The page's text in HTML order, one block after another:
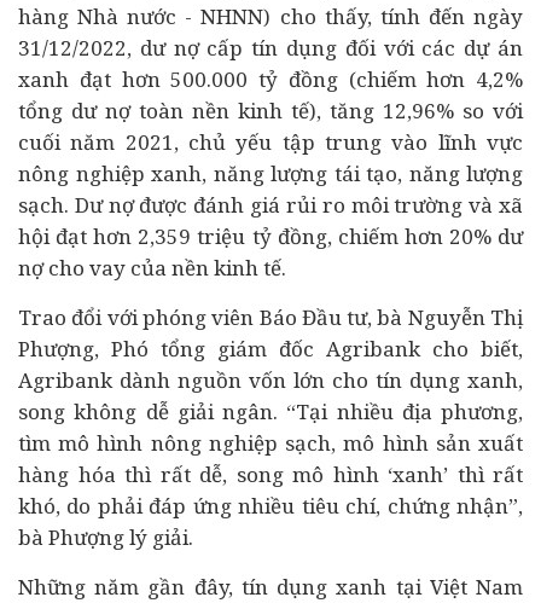
hàng Nhà nước - NHNN) cho thấy, tính đến ngày
31/12/2022, dư nợ cấp tín dụng đối với các dự án
xanh đạt hơn 500.000 tỷ đồng (chiếm hơn 4,2%
tổng dư nợ toàn nền kinh tế), tăng 12,96% so với
cuối năm 2021, chủ yếu tập trung vào lĩnh vực
nông nghiệp xanh, năng lượng tái tạo, năng lượng
sạch. Dư nợ được đánh giá rủi ro môi trường và xã
hội đạt hơn 2,359 triệu tỷ đồng, chiếm hơn 20% dư
nợ cho vay của nền kinh tế.​​​​
Trao đổi với phóng viên Báo Đầu tư, bà Nguyễn Thị
Phượng, Phó tổng giám đốc Agribank cho biết,
Agribank dành nguồn vốn lớn cho tín dụng xanh,
song không dễ giải ngân. “Tại nhiều địa phương,
tìm mô hình nông nghiệp sạch, mô hình sản xuất
hàng hóa thì rất dễ, song mô hình ‘xanh’ thì rất
khó, do phải đáp ứng nhiều tiêu chí, chứng nhận”,
bà Phượng lý giải.
Những năm gần đây, tín dụng xanh tại Việt Nam